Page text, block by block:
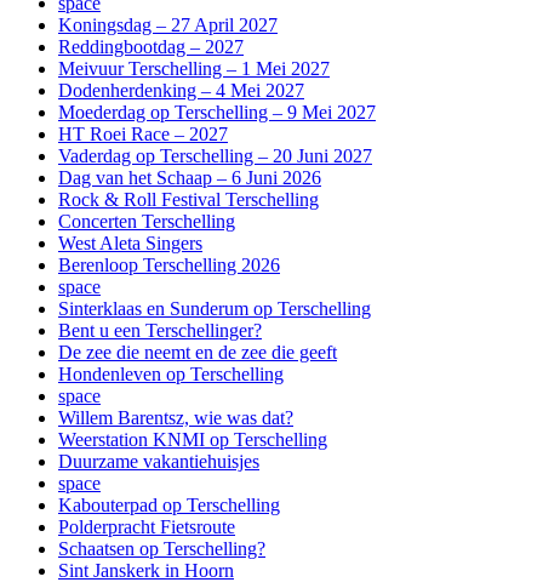
Koningsdag – 27 April 2027
Reddingbootdag – 2027
Meivuur Terschelling – 1 Mei 2027
Dodenherdenking – 4 Mei 2027
Moederdag op Terschelling – 9 Mei 2027
HT Roei Race – 2027
Vaderdag op Terschelling – 20 Juni 2027
Dag van het Schaap – 6 Juni 2026
Rock & Roll Festival Terschelling
Concerten Terschelling
West Aleta Singers
Berenloop Terschelling 2026
space
Sinterklaas en Sunderum op Terschelling
Bent u een Terschellinger?
De zee die neemt en de zee die geeft
Hondenleven op Terschelling
space
Willem Barentsz, wie was dat?
Weerstation KNMI op Terschelling
Duurzame vakantiehuisjes
space
Kabouterpad op Terschelling
Polderpracht Fietsroute
Schaatsen op Terschelling?
Sint Janskerk in Hoorn